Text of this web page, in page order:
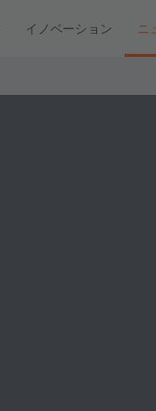
イノベーション ニ